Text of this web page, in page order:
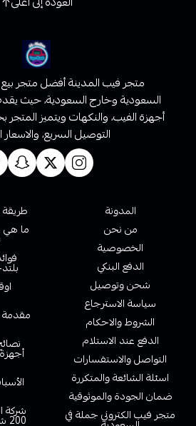
متجر فيب المدينة أفضل متجر
السعودية وخارج السعودية، حيث
أجهزة الفيب، والنكهات ويتميز المتجر
التوصيل السريع، والاسعار
المدونة
من نحن
الخصوصية
الدفع البنكي
شحن وتوصيل
سياسة الاسترجاع
الشروط والاحكام
الدفع عند الاستلام
التواصل والاستفسارات
اسئلة الشائعة والمتكررة
ضمان الجودة والموثوقية
متجر فيب الكتروني جملة في
مقدمة
شركة
200 شركة شحن داخلية ودولية